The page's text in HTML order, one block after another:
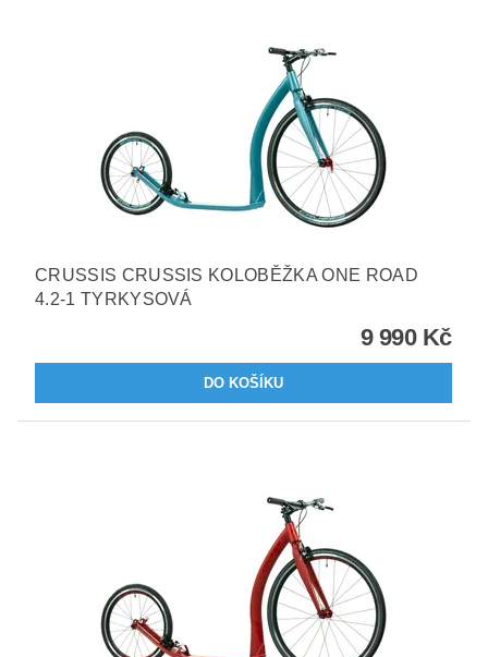
CRUSSIS CRUSSIS KOLOBĚŽKA ONE ROAD
4.2-1 TYRKYSOVÁ
9 990 Kč